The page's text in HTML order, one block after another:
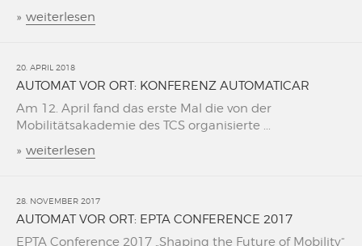
» weiterlesen
20. APRIL 2018
AUTOMAT VOR ORT: KONFERENZ AUTOMATICAR
Am 12. April fand das erste Mal die von der
Mobilitätsakademie des TCS organisierte ...
» weiterlesen
28. NOVEMBER 2017
AUTOMAT VOR ORT: EPTA CONFERENCE 2017
EPTA Conference 2017 „Shaping the Future of Mobility“